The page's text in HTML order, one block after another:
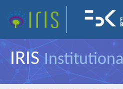
IRIS